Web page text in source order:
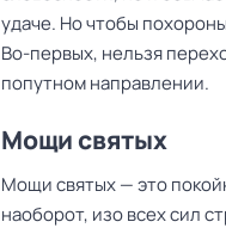
удаче. Но чтобы
Во-первых, нельзя
попутном направлении.
Мощи святых
Мощи святых — это
наоборот, изо всех сил